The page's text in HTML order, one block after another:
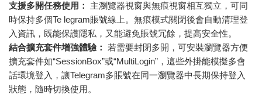
支援多開任務使用：
主瀏覽器視窗與無痕視窗相互獨立，可同
時保持多個Te legram賬號線上。無痕模式關閉後會自動清理登
入資訊，既能保護隱私，又能避免賬號冗餘，提高安全性。
結合擴充套件增強體驗： 若需要封閉多開，可安裝瀏覽器方便
擴充套件如“SessionBox”或“MultiLogin”，這些外掛能模擬多會
話環境登入，讓Telegram多賬號在同一瀏覽器中長期保持登入
狀態，隨時切換使用。